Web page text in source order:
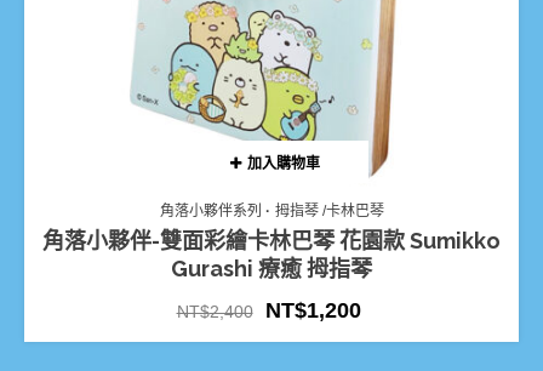
加入購物車
角落小夥伴系列 拇指琴 /卡林巴琴
角落小夥伴-雙面彩繪卡林巴琴 花園款 Sumikko
Gurashi 療癒 拇指琴
NT$2,400 NT$1,200